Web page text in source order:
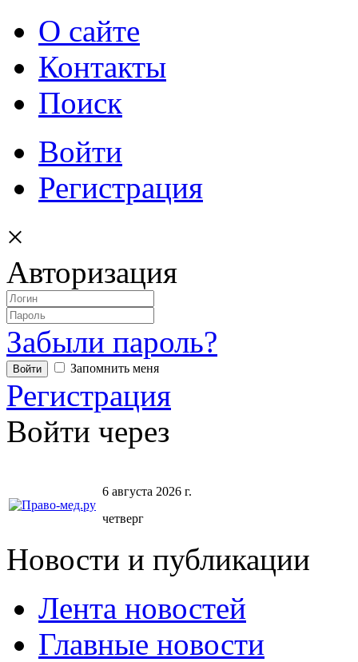
О сайте
Контакты
Поиск
Войти
Регистрация
×
Авторизация
Забыли пароль?
Запомнить меня
Регистрация
Войти через
6 августа 2026 г.
четверг
Новости и публикации
Лента новостей
Главные новости